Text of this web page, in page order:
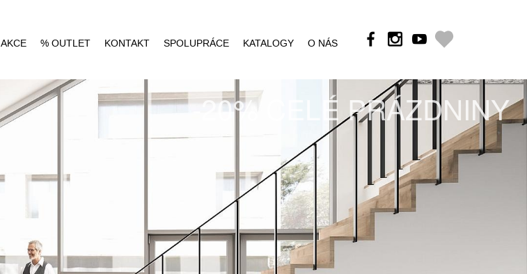
AKCE % OUTLET KONTAKT SPOLUPRÁCE KATALOGY O NÁS
-20% CELÉ PRÁZDNINY